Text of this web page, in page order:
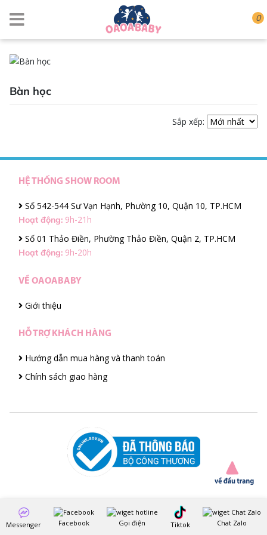
0
Bàn học
Sắp xếp:
HỆ THỐNG SHOW ROOM
Số 542-544 Sư Vạn Hạnh, Phường 10, Quận 10, TP.HCM
Hoạt động: 9h-21h
Số 01 Thảo Điền, Phường Thảo Điền, Quận 2, TP.HCM
Hoạt động: 9h-20h
VỀ OAOABABY
Giới thiệu
HỖ TRỢ KHÁCH HÀNG
Hướng dẫn mua hàng và thanh toán
Chính sách giao hàng
Messenger Facebook Gọi điện Tiktok Chat Zalo